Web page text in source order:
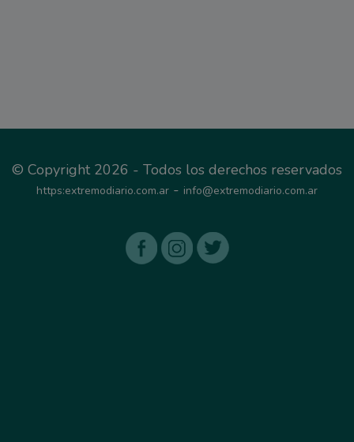
© Copyright 2026 - Todos los derechos reservados
https:extremodiario.com.ar - info@extremodiario.com.ar